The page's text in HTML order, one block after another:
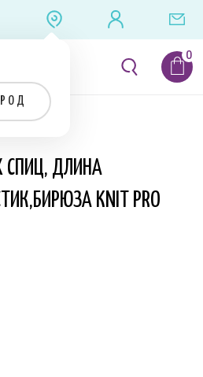
СПИЦ, ДЛИНА
KNIT PRO